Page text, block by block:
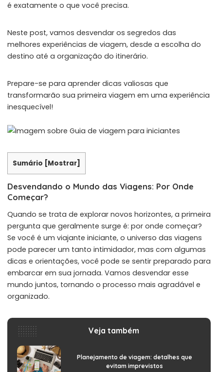
é exatamente o que você precisa.
Neste post, vamos desvendar os segredos das
melhores experiências de viagem, desde a escolha do
destino até a organização do itinerário.
Prepare-se para aprender dicas valiosas que
transformarão sua primeira viagem em uma experiência
inesquecível!
Sumário [Mostrar]
Desvendando o Mundo das Viagens: Por Onde
Começar?
Quando se trata de explorar novos horizontes, a primeira
pergunta que geralmente surge é: por onde começar?
Se você é um viajante iniciante, o universo das viagens
pode parecer um tanto intimidador, mas com algumas
dicas e orientações, você pode se sentir preparado para
embarcar em sua jornada. Vamos desvendar esse
mundo juntos, tornando o processo mais agradável e
organizado.
Veja também
Planejamento de viagem: detalhes que
evitam imprevistos